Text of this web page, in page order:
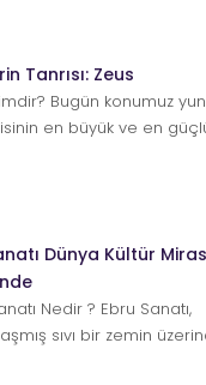
Tanrısı: Zeus
Bugün konumuz
en büyük ve en
Dünya Kültür
Nedir ? Ebru Sanatı,
sıvı bir zemin